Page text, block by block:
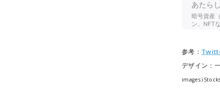
参考：
デザイン：